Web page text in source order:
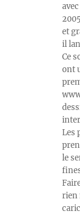
et
il
Ce
ont
Les
le
rien